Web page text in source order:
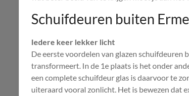
Schuifdeuren buiten
Iedere keer lekker licht
De eerste voordelen van glazen schuifdeuren
transformeert. In de 1e plaats is het onder
een complete schuifdeur glas is daarvoor te
uiteraard vooral zonlicht. Het is bewezen dat